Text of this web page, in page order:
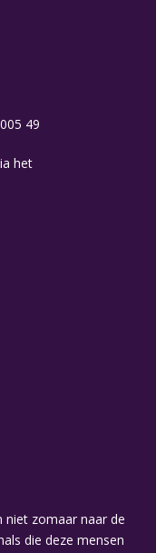
49
het
niet zomaar naar de
die deze mensen